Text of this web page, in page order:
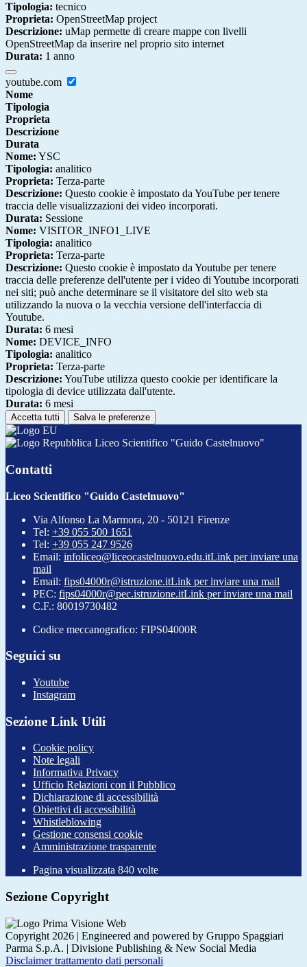
Tipologia: tecnico
Proprieta: OpenStreetMap project
Descrizione: uMap permette di creare mappe con livelli
OpenStreetMap da inserire nel proprio sito internet
Durata: 1 anno
youtube.com
Nome
Tipologia
Proprieta
Descrizione
Durata
Nome: YSC
Tipologia: analitico
Proprieta: Terza-parte
Descrizione: Questo cookie è impostato da YouTube per tenere
traccia delle visualizzazioni dei video incorporati.
Durata: Sessione
Nome: VISITOR_INFO1_LIVE
Tipologia: analitico
Proprieta: Terza-parte
Descrizione: Questo cookie è impostato da Youtube per tenere
traccia delle preferenze dell'utente per i video di Youtube incorporati
nei siti; può anche determinare se il visitatore del sito web sta
utilizzando la nuova o la vecchia versione dell'interfaccia di
Youtube.
Durata: 6 mesi
Nome: DEVICE_INFO
Tipologia: analitico
Proprieta: Terza-parte
Descrizione: YouTube utilizza questo cookie per identificare la
tipologia di device utilizzata dall'utente.
Durata: 6 mesi
Accetta tutti Salva le preferenze
Liceo Scientifico "Guido Castelnuovo"
Contatti
Liceo Scientifico "Guido Castelnuovo"
Via Alfonso La Marmora, 20 - 50121 Firenze
Tel: +39 055 500 1651
Tel: +39 055 247 9526
Email: infoliceo@liceocastelnuovo.edu.itLink per inviare una
mail
Email: fips04000r@istruzione.itLink per inviare una mail
PEC: fips04000r@pec.istruzione.itLink per inviare una mail
C.F.: 80019730482
Codice meccanografico: FIPS04000R
Seguici su
Youtube
Instagram
Sezione Link Utili
Cookie policy
Note legali
Informativa Privacy
Ufficio Relazioni con il Pubblico
Dichiarazione di accessibilità
Obiettivi di accessibilità
Whistleblowing
Gestione consensi cookie
Amministrazione trasparente
Pagina visualizzata 840 volte
Sezione Copyright
Copyright 2026 | Engineered and powered by Gruppo Spaggiari
Parma S.p.A. | Divisione Publishing & New Social Media
Disclaimer trattamento dati personali